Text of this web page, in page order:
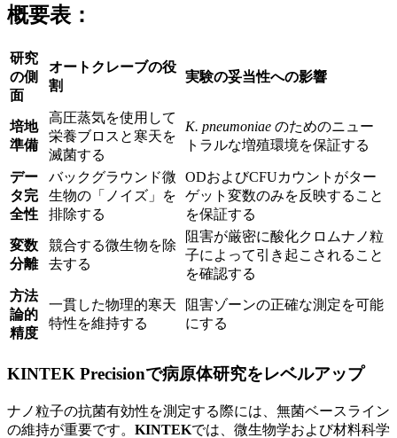
概要表：
研究
の側
面
オートクレーブの役
割
実験の妥当性への影響
培地
準備
高圧蒸気を使用して
栄養ブロスと寒天を
滅菌する
K. pneumoniae のためのニュー
トラルな増殖環境を保証する
デー
タ完
全性
バックグラウンド微
生物の「ノイズ」を
排除する
ODおよびCFUカウントがター
ゲット変数のみを反映すること
を保証する
変数
分離
競合する微生物を除
去する
阻害が厳密に酸化クロムナノ粒
子によって引き起こされること
を確認する
方法
論的
精度
一貫した物理的寒天
特性を維持する
阻害ゾーンの正確な測定を可能
にする
KINTEK Precisionで病原体研究をレベルアップ
ナノ粒子の抗菌有効性を測定する際には、無菌ベースライン
の維持が重要です。 KINTEKでは、微生物学および材料科学